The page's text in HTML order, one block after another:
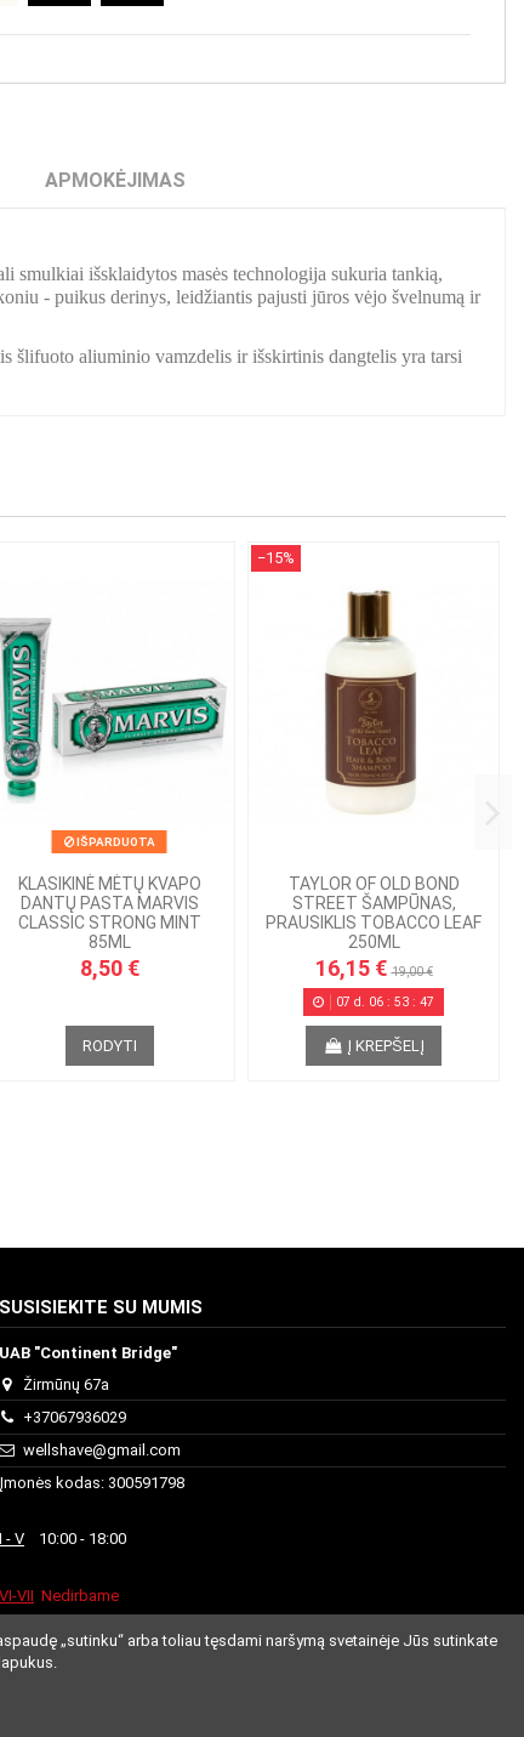
APMOKĖJIMAS
smulkiai išsklaidytos masės technologija sukuria tankią,
- puikus derinys, leidžiantis pajusti jūros vėjo švelnumą ir
šlifuoto aliuminio vamzdelis ir išskirtinis dangtelis yra tarsi
IŠPARDUOTA
KLASIKINĖ MĖTŲ KVAPO
DANTŲ PASTA MARVIS
CLASSIC STRONG MINT
85ML
8,50 €
RODYTI
−15%
TAYLOR OF OLD BOND
STREET ŠAMPŪNAS,
PRAUSIKLIS TOBACCO LEAF
250ML
16,15 €19,00 €
07 d. 06 :53 :46
Į KREPŠELĮ
SUSISIEKITE SU MUMIS
UAB "Continent Bridge"
Žirmūnų 67a
+37067936029
wellshave@gmail.com
Įmonės kodas: 300591798
I - V 10:00 - 18:00
VI-VII Nedirbame
„sutinku“ arba toliau tęsdami naršymą svetainėje Jūs sutinkate